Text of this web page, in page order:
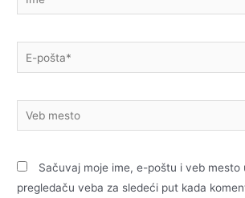
E-
pošta*
Veb
mesto
Sačuvaj moje ime, e-poštu i veb mesto
pregledaču veba za sledeći put kada